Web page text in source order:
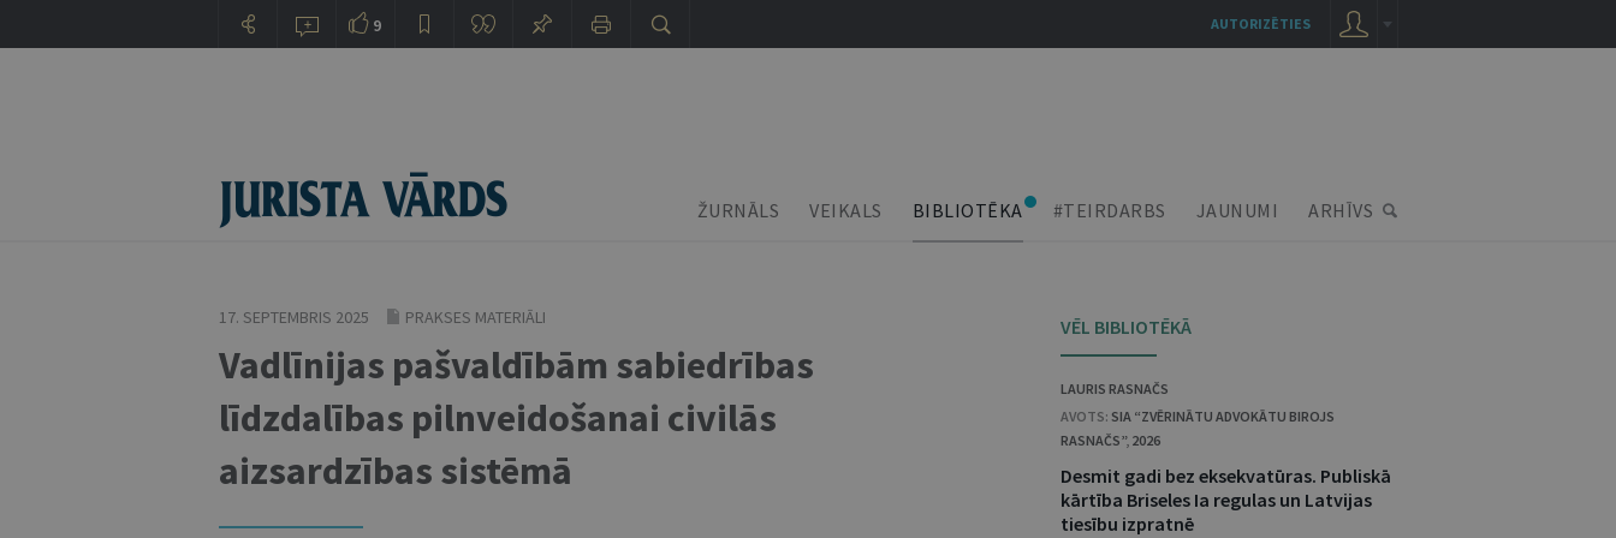
ŽURNĀLS VEIKALS BIBLIOTĒKA #TEIRDARBS JAUNUMI ARHĪVS
17. SEPTEMBRIS 2025 PRAKSES MATERIĀLI
Vadlīnijas pašvaldībām sabiedrības
līdzdalības pilnveidošanai civilās
aizsardzības sistēmā
VĒL BIBLIOTĒKĀ
LAURIS RASNAČS
AVOTS: SIA “ZVĒRINĀTU ADVOKĀTU BIROJS
RASNAČS”, 2026
Desmit gadi bez eksekvatūras. Publiskā
kārtība Briseles Ia regulas un Latvijas
tiesību izpratnē
9 AUTORIZĒTIES